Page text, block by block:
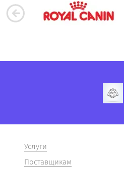
Услуги
Поставщикам